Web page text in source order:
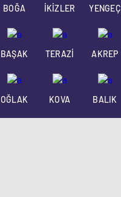
BOĞA İKİZLER YENGEÇ
BAŞAK TERAZİ AKREP
OĞLAK KOVA BALIK